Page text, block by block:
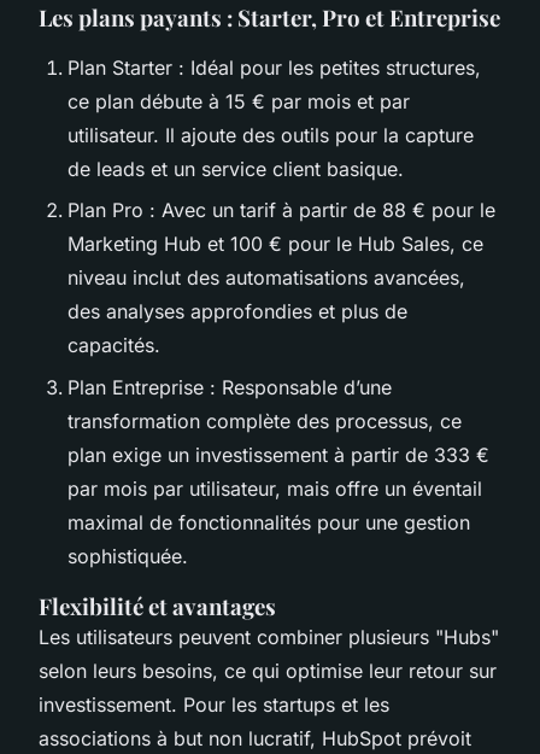
Les plans payants : Starter, Pro et Entreprise
Plan Starter : Idéal pour les petites structures,
ce plan débute à 15 € par mois et par
utilisateur. Il ajoute des outils pour la capture
de leads et un service client basique.
Plan Pro : Avec un tarif à partir de 88 € pour le
Marketing Hub et 100 € pour le Hub Sales, ce
niveau inclut des automatisations avancées,
des analyses approfondies et plus de
capacités.
Plan Entreprise : Responsable d’une
transformation complète des processus, ce
plan exige un investissement à partir de 333 €
par mois par utilisateur, mais offre un éventail
maximal de fonctionnalités pour une gestion
sophistiquée.
Flexibilité et avantages
Les utilisateurs peuvent combiner plusieurs "Hubs"
selon leurs besoins, ce qui optimise leur retour sur
investissement. Pour les startups et les
associations à but non lucratif, HubSpot prévoit